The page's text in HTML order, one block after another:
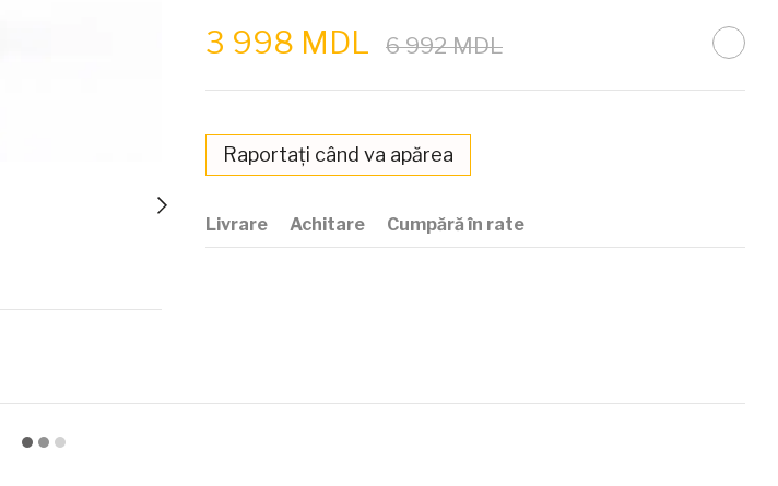
3 998 MDL 6 992 MDL
Raportați când va apărea
Livrare Achitare Cumpără în rate